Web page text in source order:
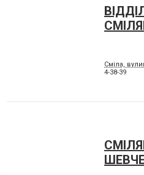
Сміла,
4-38-39